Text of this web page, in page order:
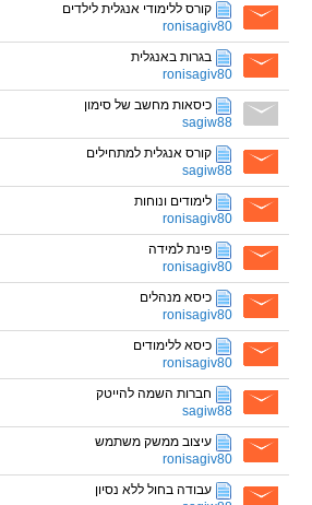
קורס ללימודי אנגלית לילדים
ronisagiv80
בגרות באנגלית
ronisagiv80
כיסאות מחשב של סימון
sagiw88
קורס אנגלית למתחילים
sagiw88
לימודים ונוחות
ronisagiv80
פינת למידה
ronisagiv80
כיסא מנהלים
ronisagiv80
כיסא ללימודים
ronisagiv80
חברות השמה להייטק
sagiw88
עיצוב ממשק משתמש
ronisagiv80
עבודה בחול ללא נסיון